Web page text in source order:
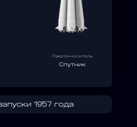
Ракета-носитель
Спутник
1957 года